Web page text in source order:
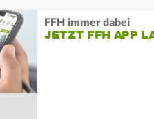
FFH immer dabei
JETZT FFH APP